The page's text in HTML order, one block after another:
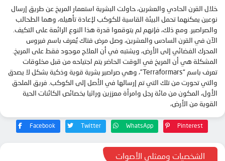
خلال القرن الحادي والعشرين، حاولت البشرية استعمار المريخ عن طريق إرسال
نوعين يمكنهما تحمل البيئة القاسية للكوكب لإعادة تأهيله، وهما الطحالب
والصراصير. ومع ذلك، فإنهم لم يتوقعوا قدرة هذا النوع الرائعة على التكيف.
الآن في القرن السادس والعشرين، وصل مرض فتاك يُعرف باسم فيروس
المحرك الفضائي إلى الأرض، ويشتبه في أن العلاج موجود فقط على المريخ.
المشكلة هي أن المريخ في الوقت الحاضر يتم اجتياحه من قبل مخلوقات
تعرف باسم “Terraformars”، وهي صراصير بشرية قوية وذكية بشكل لا يصدق
والتي تحورت من تلك التي تم إرسالها في الأصل إلى الكوكب. فريق الملحق
الأول، المكون من مائة رجل وامرأة معززين وراثيا بخصائص الكائنات الحية
القوية من الأرض،
Facebook Twitter WhatsApp Pinterest
الشخصيات وممثلي الأصوات